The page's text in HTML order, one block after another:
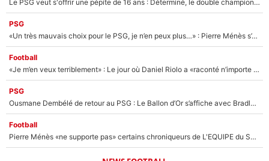
Le PSG veut s'offrir une pépite de 16 ans : Déterminé, le double champion d'Europe en titre est prêt à lâcher 40M€ pour celui que l'on compare déjà à Vinicius Jr !
PSG
«Un très mauvais choix pour le PSG, je n’en peux plus…» : Pierre Ménès s’est complètement trompé avec Luis Enrique et ces déclarations le prouvent !
Football
«Je m’en veux terriblement» : Le jour où Daniel Riolo a «raconté n’importe quoi» dans l'After Foot !
PSG
Ousmane Dembélé de retour au PSG : Le Ballon d’Or s’affiche avec Bradley Barcola en plein cœur du feuilleton sur son départ !
Football
Pierre Ménès «ne supporte pas» certains chroniqueurs de L'EQUIPE du Soir : Ils vont tous partir !